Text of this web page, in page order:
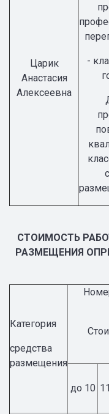
Царик
Анастасия
Алексеевна
-
СТОИМОСТЬ
РАЗМЕЩЕНИЯ
Категория
средства
размещения
до 10